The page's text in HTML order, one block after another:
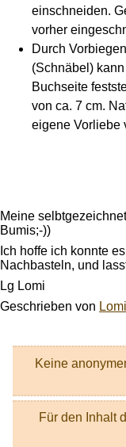
einschneiden.
vorher
Durch
(Schnäbel)
Buchseite
von ca. 7 cm.
eigene Vorliebe
Meine
Bumis;-))
Ich hoffe ich konnte
Nachbasteln, und
Lg Lomi
Geschrieben von Lomi
Keine
Für den Inhalt